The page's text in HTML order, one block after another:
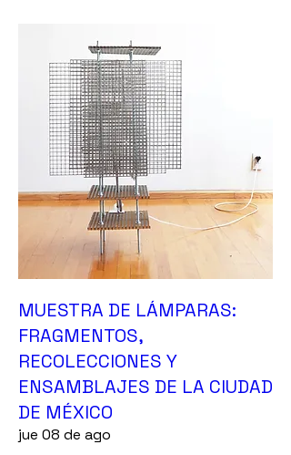
MUESTRA DE LÁMPARAS:
FRAGMENTOS,
RECOLECCIONES Y
ENSAMBLAJES DE LA CIUDAD
DE MÉXICO
jue 08 de ago